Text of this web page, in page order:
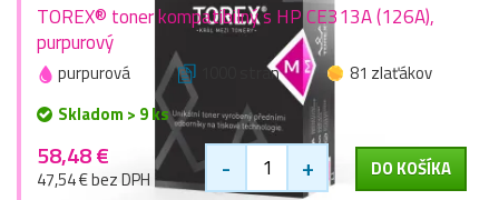
TOREX® toner kompatibilný s HP CE313A (126A),
purpurový
purpurová 1000 stran
81 zlaťákov
Skladom > 9 ks
58,48 €
47,54 € bez DPH - + DO KOŠÍKA